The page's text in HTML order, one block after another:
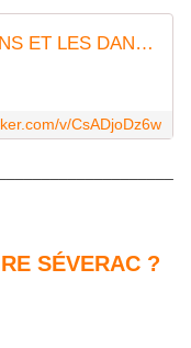
CLAIRE SÉVERAC :LES VACCINS ET LES DANGERS DU CARTEL CHIMICO -PHARMACETIQUE...
v/CsADjoDz6w
SÉVERAC ?